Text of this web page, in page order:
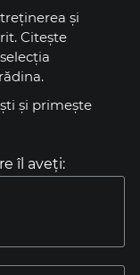
și
Citește
și primeşte
îl aveți: